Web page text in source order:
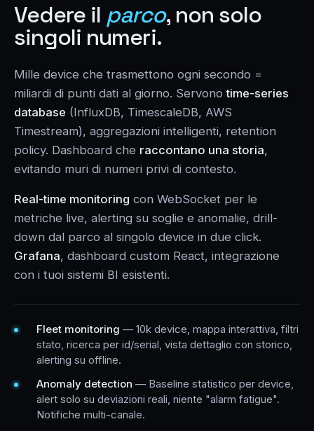
Vedere il parco, non solo
singoli numeri.
Mille device che trasmettono ogni secondo =
miliardi di punti dati al giorno. Servonotime-series
database (InfluxDB, TimescaleDB, AWS
Timestream), aggregazioni intelligenti, retention
policy. Dashboard che raccontano una storia,
evitando muri di numeri privi di contesto.
Real-time monitoring con WebSocket per le
metriche live, alerting su soglie e anomalie, drill-
down dal parco al singolo device in due click.
Grafana, dashboard custom React, integrazione
con i tuoi sistemi BI esistenti.
Fleet monitoring — 10k device, mappa interattiva, filtri
stato, ricerca per id/serial, vista dettaglio con storico,
alerting su offline.
Anomaly detection — Baseline statistico per device,
alert solo su deviazioni reali, niente "alarm fatigue".
Notifiche multi-canale.